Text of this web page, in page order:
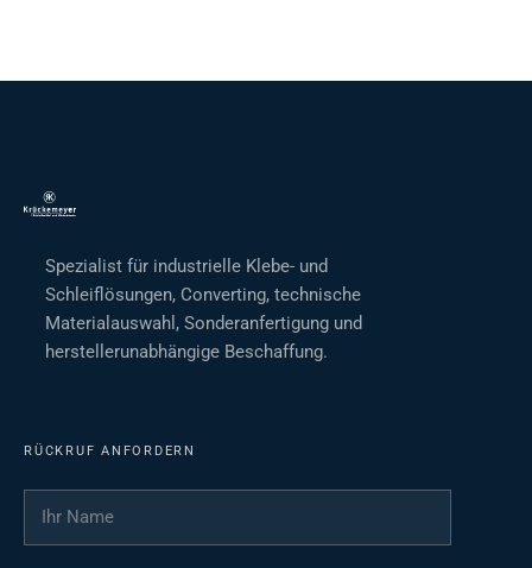
Spezialist für industrielle Klebe- und
Schleiflösungen, Converting, technische
Materialauswahl, Sonderanfertigung und
herstellerunabhängige Beschaffung.
RÜCKRUF ANFORDERN
Ihr Name